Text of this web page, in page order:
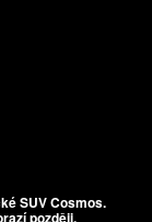
SUV Cosmos.